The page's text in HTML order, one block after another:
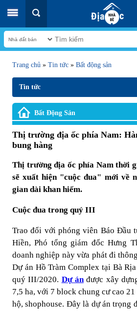
Trang chủ » Tin tức » Bất động sản
Tin tức
Bất Động Sản
Thị trường địa ốc phía Nam:
bung hàng
Thị trường địa ốc phía Nam thời
sẽ xuất hiện "cuộc đua" mới về
gian dài khan hiếm.
Cuộc đua trong quý III
Trao đổi với phóng viên Báo Đầu
Hiền, Phó tổng giám đốc Hưng
doanh nghiệp này vừa phát đi
Dự án Hồ Tràm Complex tại Bà
quý III/2020. Dự ánđược xây
7,5 ha, với 7 block chung cư cao
hộ, shophouse. Đây là dự án trọng